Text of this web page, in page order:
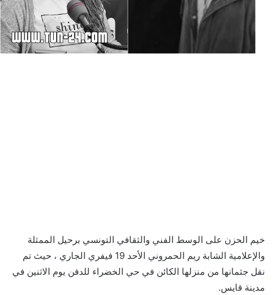
خيم الحزن على الوسط الفني والثقافي التونسي برحيل الممثلة
والإعلامية الشابة ريم الحمروني الأحد 19 فيفري الجاري ، حيث تم
نقل جثمانها من منزلها الكائن في حي الخضراء للدفن يوم الاثنين في
مدينة قايس.